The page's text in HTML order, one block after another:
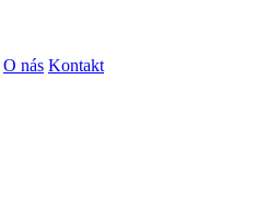
O nás Kontakt